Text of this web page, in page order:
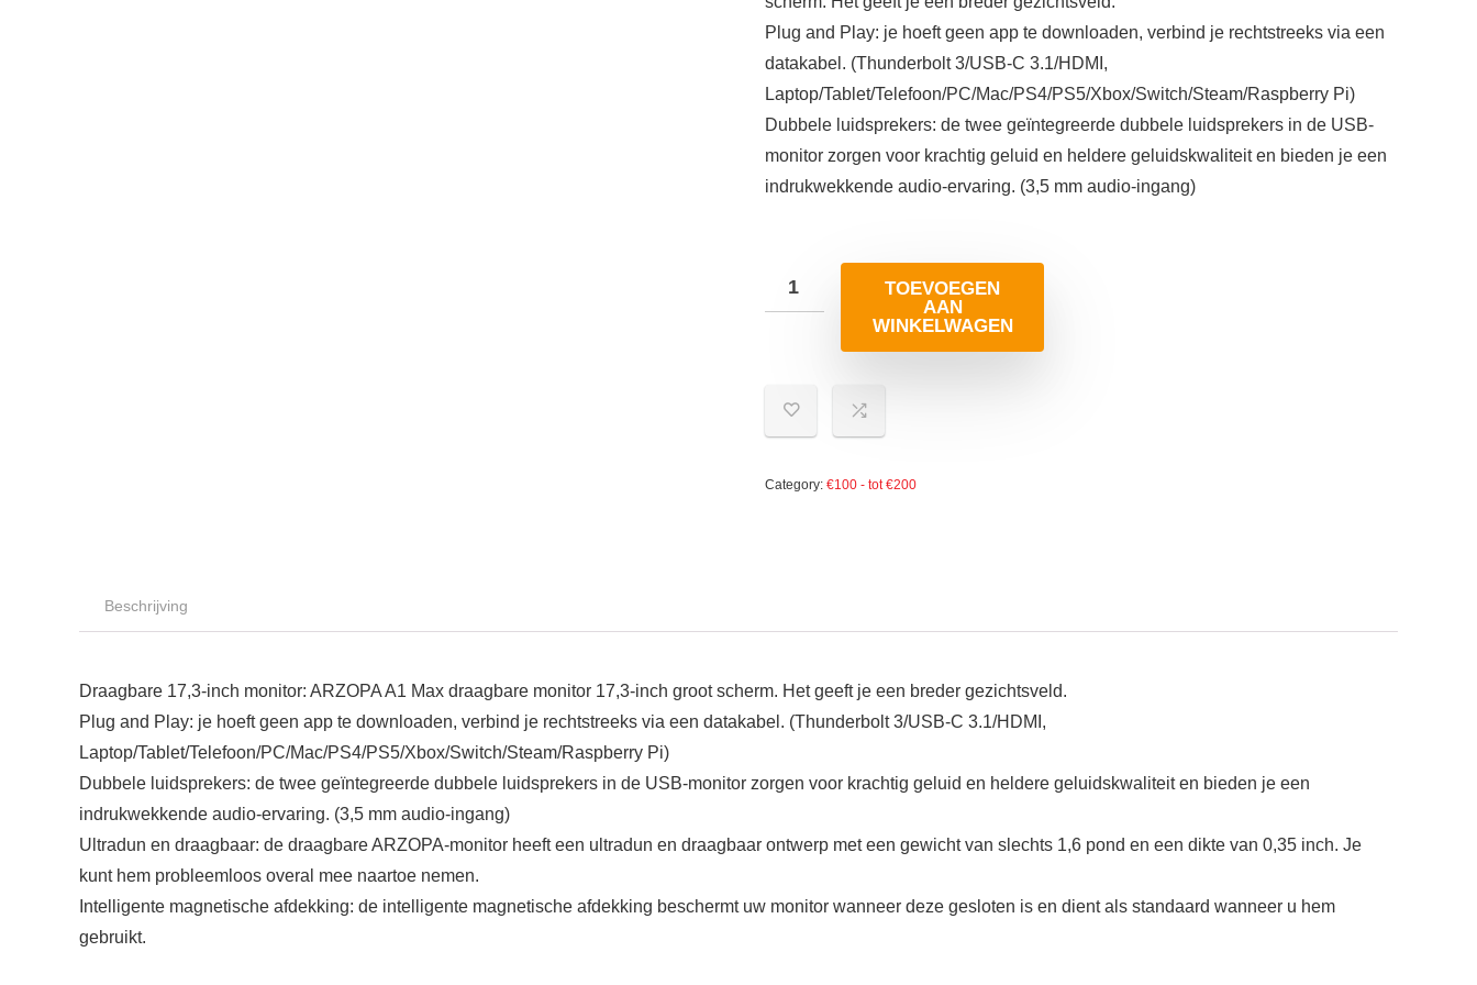
Plug and Play: je hoeft geen app te downloaden, verbind je rechtstreeks via een
datakabel. (Thunderbolt 3/USB-C 3.1/HDMI,
Laptop/Tablet/Telefoon/PC/Mac/PS4/PS5/Xbox/Switch/Steam/Raspberry Pi)
Dubbele luidsprekers: de twee geïntegreerde dubbele luidsprekers in de USB-
monitor zorgen voor krachtig geluid en heldere geluidskwaliteit en bieden je een
indrukwekkende audio-ervaring. (3,5 mm audio-ingang)
TOEVOEGEN
AAN
WINKELWAGEN
Category: €100 - tot €200
Beschrijving
Draagbare 17,3-inch monitor: ARZOPA A1 Max draagbare monitor 17,3-inch groot scherm. Het geeft je een breder gezichtsveld.
Plug and Play: je hoeft geen app te downloaden, verbind je rechtstreeks via een datakabel. (Thunderbolt 3/USB-C 3.1/HDMI,
Laptop/Tablet/Telefoon/PC/Mac/PS4/PS5/Xbox/Switch/Steam/Raspberry Pi)
Dubbele luidsprekers: de twee geïntegreerde dubbele luidsprekers in de USB-monitor zorgen voor krachtig geluid en heldere geluidskwaliteit en bieden je een
indrukwekkende audio-ervaring. (3,5 mm audio-ingang)
Ultradun en draagbaar: de draagbare ARZOPA-monitor heeft een ultradun en draagbaar ontwerp met een gewicht van slechts 1,6 pond en een dikte van 0,35 inch. Je
kunt hem probleemloos overal mee naartoe nemen.
Intelligente magnetische afdekking: de intelligente magnetische afdekking beschermt uw monitor wanneer deze gesloten is en dient als standaard wanneer u hem
gebruikt.